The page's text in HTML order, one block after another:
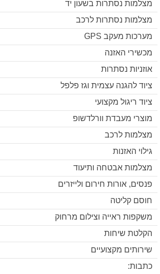
מצלמות נסתרות בשעון יד
מצלמות נסתרות לרכב
מערכות מעקב GPS
מכשירי האזנה
אוזניות נסתרות
ציוד להגנה עצמית וגז פלפל
ציוד ריגול מקצועי
מוצרי מעבדת וורלדשופ
מצלמות לרכב
גילוי האזנות
מצלמות אבטחה ותיעוד
פנסים, אורות חירום ולייזרים
חוסם קליטה
משקפות ראייה וצילום מרחוק
הקלטת שיחות
שירותים מקצועיים
כתבות: